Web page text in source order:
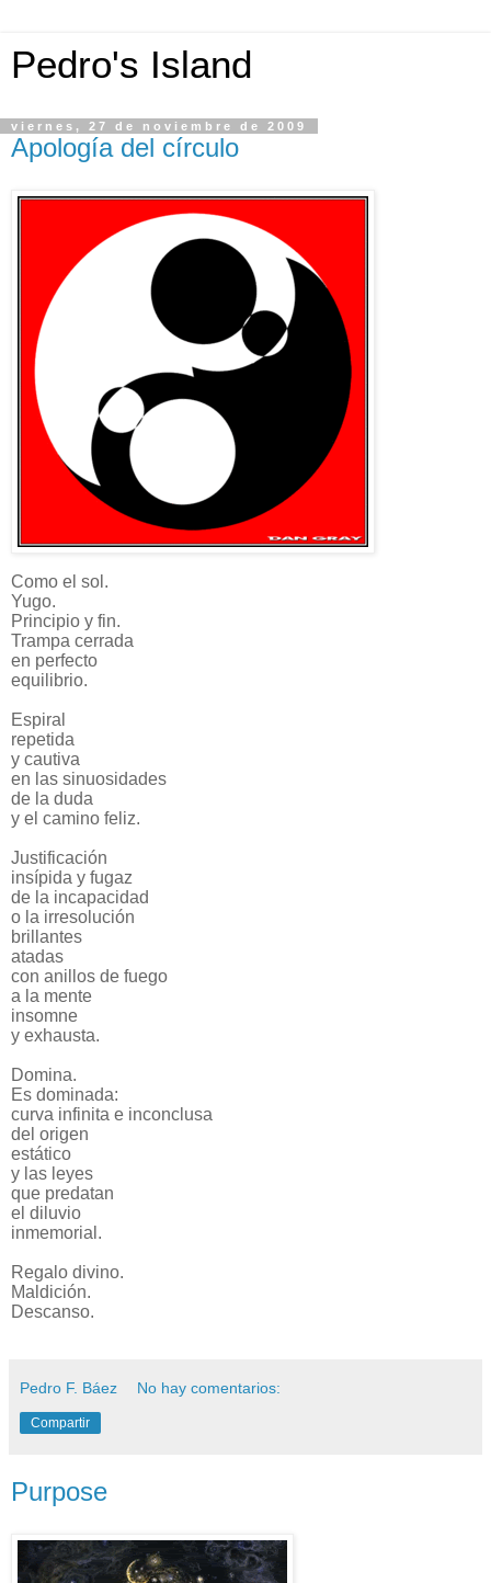
Pedro's Island
viernes, 27 de noviembre de 2009
Apología del círculo
Como el sol.
Yugo.
Principio y fin.
Trampa cerrada
en perfecto
equilibrio.
Espiral
repetida
y cautiva
en las sinuosidades
de la duda
y el camino feliz.
Justificación
insípida y fugaz
de la incapacidad
o la irresolución
brillantes
atadas
con anillos de fuego
a la mente
insomne
y exhausta.
Domina.
Es dominada:
curva infinita e inconclusa
del origen
estático
y las leyes
que predatan
el diluvio
inmemorial.
Regalo divino.
Maldición.
Descanso.
Pedro F. Báez No hay comentarios:
Compartir
Purpose